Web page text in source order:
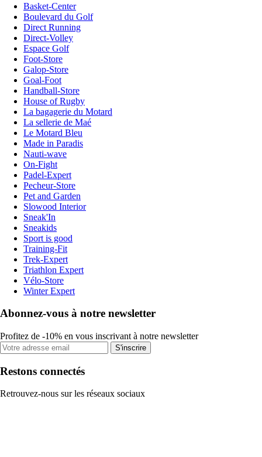
Basket-Center
Boulevard du Golf
Direct Running
Direct-Volley
Espace Golf
Foot-Store
Galop-Store
Goal-Foot
Handball-Store
House of Rugby
La bagagerie du Motard
La sellerie de Maé
Le Motard Bleu
Made in Paradis
Nauti-wave
On-Fight
Padel-Expert
Pecheur-Store
Pet and Garden
Slowood Interior
Sneak'In
Sneakids
Sport is good
Training-Fit
Trek-Expert
Triathlon Expert
Vélo-Store
Winter Expert
Abonnez-vous à notre newsletter
Profitez de -10% en vous inscrivant à notre newsletter
S'inscrire
Restons connectés
Retrouvez-nous sur les réseaux sociaux